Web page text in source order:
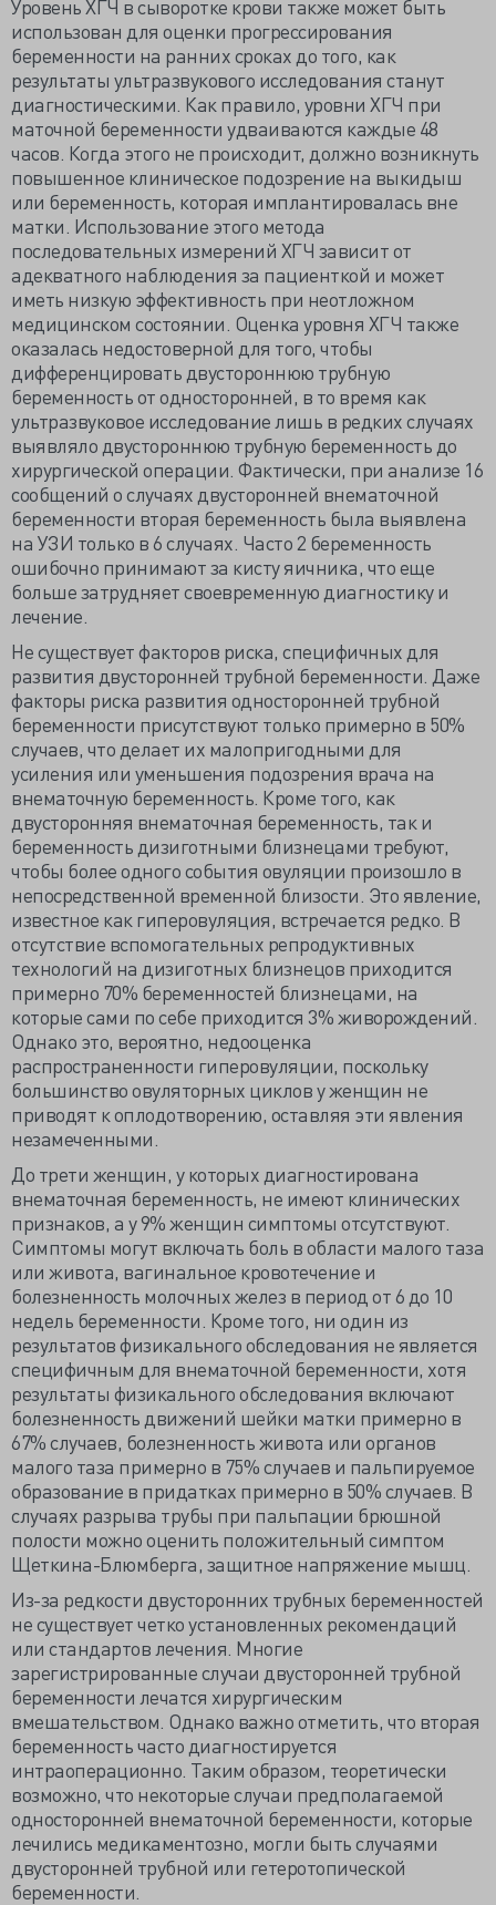
Уровень ХГЧ в сыворотке крови также может быть
использован для оценки прогрессирования
беременности на ранних сроках до того, как
результаты ультразвукового исследования станут
диагностическими. Как правило, уровни ХГЧ при
маточной беременности удваиваются каждые 48
часов. Когда этого не происходит, должно возникнуть
повышенное клиническое подозрение на выкидыш
или беременность, которая имплантировалась вне
матки. Использование этого метода
последовательных измерений ХГЧ зависит от
адекватного наблюдения за пациенткой и может
иметь низкую эффективность при неотложном
медицинском состоянии. Оценка уровня ХГЧ также
оказалась недостоверной для того, чтобы
дифференцировать двустороннюю трубную
беременность от односторонней, в то время как
ультразвуковое исследование лишь в редких случаях
выявляло двустороннюю трубную беременность до
хирургической операции. Фактически, при анализе 16
сообщений о случаях двусторонней внематочной
беременности вторая беременность была выявлена
на УЗИ только в 6 случаях. Часто 2 беременность
ошибочно принимают за кисту яичника, что еще
больше затрудняет своевременную диагностику и
лечение.
Не существует факторов риска, специфичных для
развития двусторонней трубной беременности. Даже
факторы риска развития односторонней трубной
беременности присутствуют только примерно в 50%
случаев, что делает их малопригодными для
усиления или уменьшения подозрения врача на
внематочную беременность. Кроме того, как
двусторонняя внематочная беременность, так и
беременность дизиготными близнецами требуют,
чтобы более одного события овуляции произошло в
непосредственной временной близости. Это явление,
известное как гиперовуляция, встречается редко. В
отсутствие вспомогательных репродуктивных
технологий на дизиготных близнецов приходится
примерно 70% беременностей близнецами, на
которые сами по себе приходится 3% живорождений.
Однако это, вероятно, недооценка
распространенности гиперовуляции, поскольку
большинство овуляторных циклов у женщин не
приводят к оплодотворению, оставляя эти явления
незамеченными.
До трети женщин, у которых диагностирована
внематочная беременность, не имеют клинических
признаков, а у 9% женщин симптомы отсутствуют.
Симптомы могут включать боль в области малого таза
или живота, вагинальное кровотечение и
болезненность молочных желез в период от 6 до 10
недель беременности. Кроме того, ни один из
результатов физикального обследования не является
специфичным для внематочной беременности, хотя
результаты физикального обследования включают
болезненность движений шейки матки примерно в
67% случаев, болезненность живота или органов
малого таза примерно в 75% случаев и пальпируемое
образование в придатках примерно в 50% случаев. В
случаях разрыва трубы при пальпации брюшной
полости можно оценить положительный симптом
Щеткина-Блюмберга, защитное напряжение мышц.
Из-за редкости двусторонних трубных беременностей
не существует четко установленных рекомендаций
или стандартов лечения. Многие
зарегистрированные случаи двусторонней трубной
беременности лечатся хирургическим
вмешательством. Однако важно отметить, что вторая
беременность часто диагностируется
интраоперационно. Таким образом, теоретически
возможно, что некоторые случаи предполагаемой
односторонней внематочной беременности, которые
лечились медикаментозно, могли быть случаями
двусторонней трубной или гетеротопической
беременности.